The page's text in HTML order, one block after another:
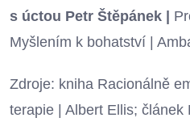
s úctou Petr Štěpánek
Myšlením k bohatství |
Zdroje: kniha Racionálně
terapie | Albert Ellis; článek